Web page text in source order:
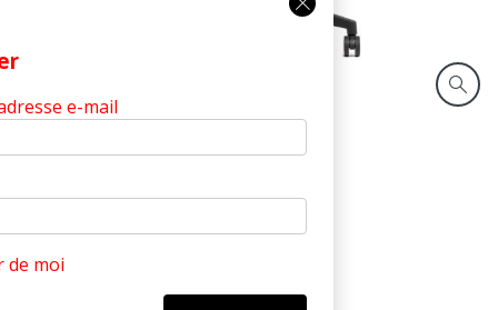
Fermer
e-mail
de moi
Produits Opérateurs
Need
NEED
Siège bureautique synchrone